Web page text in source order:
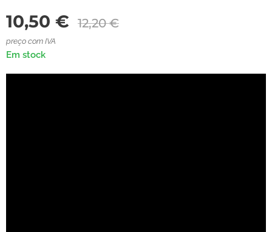
10,50 € 12,20€
preço com IVA
Em stock